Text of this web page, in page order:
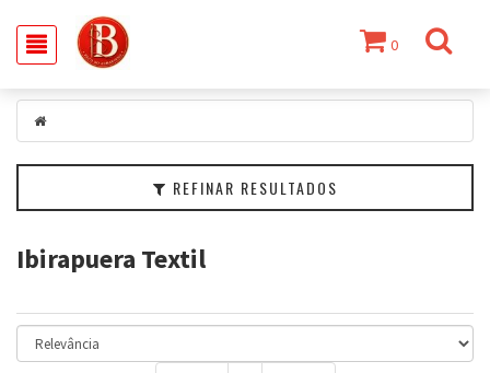
0
REFINAR RESULTADOS
Filtrar
Categorias
Marcas
Faixa
Preço
Ibirapuera Textil